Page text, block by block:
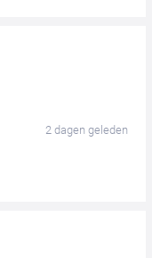
2 dagen geleden